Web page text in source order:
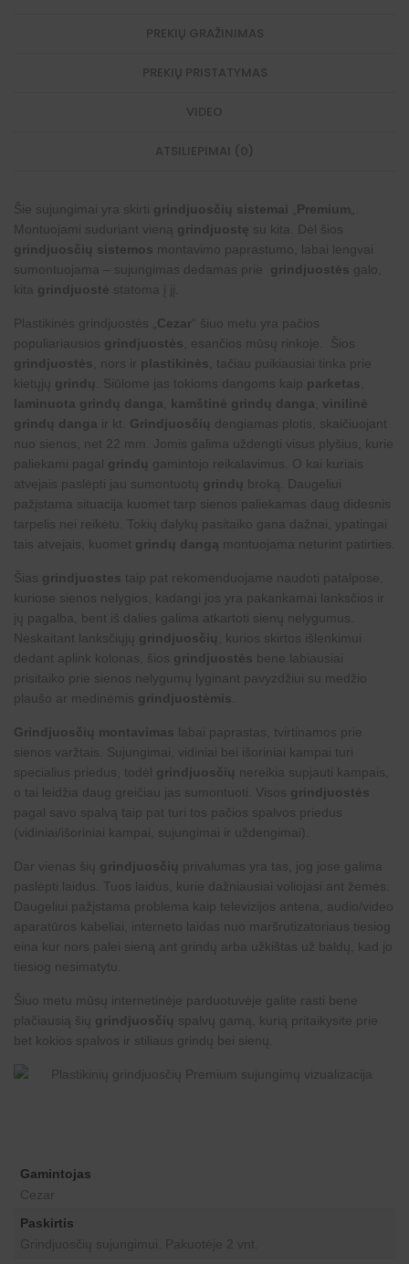
PREKIŲ GRAŽINIMAS
PREKIŲ PRISTATYMAS
VIDEO
ATSILIEPIMAI (0)
Šie sujungimai yra skirti grindjuosčių sistemai „Premium „.
Montuojami suduriant vieną grindjuostę su kita. Dėl šios
grindjuosčių sistemos montavimo paprastumo, labai lengvai
sumontuojama – sujungimas dedamas prie grindjuostės galo,
kita grindjuostė statoma į jį.
Plastikinės grindjuostės „Cezar“ šiuo metu yra pačios
populiariausios grindjuostės , esančios mūsų rinkoje. Šios
grindjuostės , nors ir plastikinės , tačiau puikiausiai tinka prie
kietųjų grindų . Siūlome jas tokioms dangoms kaip parketas
laminuota grindų danga
kamštinė grindų danga
vinilinė
grindų danga ir kt. Grindjuosčių dengiamas plotis, skaičiuojant
nuo sienos, net 22 mm. Jomis galima uždengti visus plyšius, kurie
paliekami pagal grindų gamintojo reikalavimus. O kai kuriais
atvejais paslėpti jau sumontuotų grindų broką. Daugeliui
pažįstama situacija kuomet tarp sienos paliekamas daug didesnis
tarpelis nei reikėtu. Tokių dalykų pasitaiko gana dažnai, ypatingai
tais atvejais, kuomet grindų dangą montuojama neturint patirties.
Šias grindjuostes taip pat rekomenduojame naudoti patalpose,
kuriose sienos nelygios, kadangi jos yra pakankamai lanksčios ir
jų pagalba, bent iš dalies galima atkartoti sienų nelygumus.
Neskaitant lanksčiųjų grindjuosčių
, kurios skirtos išlenkimui
dedant aplink kolonas, šios grindjuostės bene labiausiai
prisitaiko prie sienos nelygumų lyginant pavyzdžiui su medžio
plaušo ar medinėmis grindjuostėmis
Grindjuosčių montavimas labai paprastas, tvirtinamos prie
sienos varžtais. Sujungimai, vidiniai bei išoriniai kampai turi
specialius priedus, todėl grindjuosčių nereikia supjauti kampais,
o tai leidžia daug greičiau jas sumontuoti. Visos grindjuostės
pagal savo spalvą taip pat turi tos pačios spalvos priedus
(vidiniai/išoriniai kampai, sujungimai ir uždengimai).
Dar vienas šių grindjuosčių privalumas yra tas, jog jose galima
paslėpti laidus. Tuos laidus, kurie dažniausiai voliojasi ant žemės.
Daugeliui pažįstama problema kaip televizijos antena, audio/video
aparatūros kabeliai, interneto laidas nuo maršrutizatoriaus tiesiog
eina kur nors palei sieną ant grindų arba užkištas už baldų, kad jo
tiesiog nesimatytu.
Šiuo metu mūsų internetinėje parduotuvėje galite rasti bene
plačiausią šių grindjuosčių spalvų gamą, kurią pritaikysite prie
bet kokios spalvos ir stiliaus grindų bei sienų.
Gamintojas
Cezar
Paskirtis